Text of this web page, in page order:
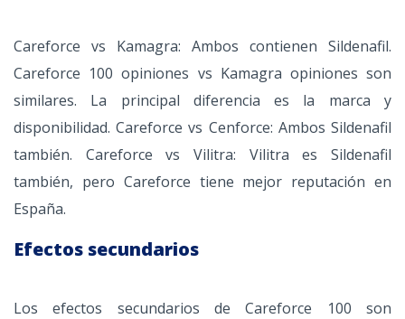
Careforce vs Kamagra: Ambos contienen Sildenafil.
Careforce 100 opiniones vs Kamagra opiniones son
similares. La principal diferencia es la marca y
disponibilidad. Careforce vs Cenforce: Ambos Sildenafil
también. Careforce vs Vilitra: Vilitra es Sildenafil
también, pero Careforce tiene mejor reputación en
España.
Efectos secundarios
Los efectos secundarios de Careforce 100 son